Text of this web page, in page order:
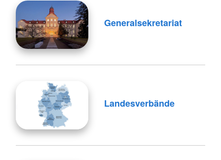
Generalsekretariat
Landesverbände